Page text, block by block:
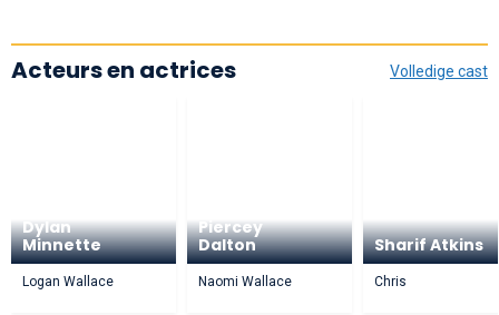
Volledige cast
Acteurs en actrices
Dylan
Minnette
Logan Wallace
Piercey
Dalton
Naomi Wallace
Sharif Atkins
Chris